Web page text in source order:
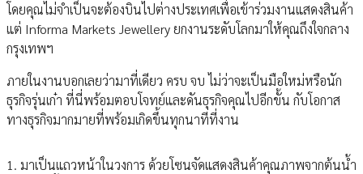
โดยคุณไม่จำเป็นจะต้องบินไปต่างประเทศเพื่อเข้าร่วมงานแสดงสินค้า
แต่ Informa Markets Jewellery ยกงานระดับโลกมาให้คุณถึงใจกลาง
กรุงเทพฯ
ภายในงานบอกเลยว่ามาที่เดียว ครบ จบ ไม่ว่าจะเป็นมือใหม่หรือนัก
ธุรกิจรุ่นเก๋า ที่นี่พร้อมตอบโจทย์และดันธุรกิจคุณไปอีกขั้น กับโอกาส
ทางธุรกิจมากมายที่พร้อมเกิดขึ้นทุกนาทีที่งาน
1. มาเป็นแถวหน้าในวงการ ด้วยโซนจัดแสดงสินค้าคุณภาพจากต้นน้ำ